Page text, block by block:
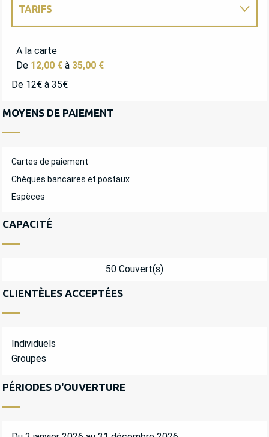
TARIFS
A la carte
De 12,00 € à 35,00 €
De 12€ à 35€
MOYENS DE PAIEMENT
Cartes de paiement
Chèques bancaires et postaux
Espèces
CAPACITÉ
50 Couvert(s)
CLIENTÈLES ACCEPTÉES
Individuels
Groupes
PÉRIODES D'OUVERTURE